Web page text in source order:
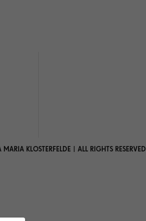
KLOSTERFELDE | ALL RIGHTS RESERVED